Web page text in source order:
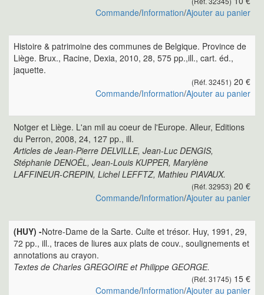
Commande/Information/Ajouter au panier
Histoire & patrimoine des communes de Belgique. Province de
Liège. Brux., Racine, Dexia, 2010, 28, 575 pp.,ill., cart. éd.,
jaquette.
(Réf. 32451) 20 €
Commande/Information/Ajouter au panier
Notger et Liège. L'an mil au coeur de l'Europe. Alleur, Editions
du Perron, 2008, 24, 127 pp., ill.
Articles de Jean-Pierre DELVILLE, Jean-Luc DENGIS,
Stéphanie DENOËL, Jean-Louis KUPPER, Marylène
LAFFINEUR-CREPIN, Lichel LEFFTZ, Mathieu PIAVAUX.
(Réf. 32953) 20 €
Commande/Information/Ajouter au panier
(HUY) -Notre-Dame de la Sarte. Culte et trésor. Huy, 1991, 29,
72 pp., ill., traces de liures aux plats de couv., soulignements et
annotations au crayon.
Textes de Charles GREGOIRE et Philippe GEORGE.
(Réf. 31745) 15 €
Commande/Information/Ajouter au panier